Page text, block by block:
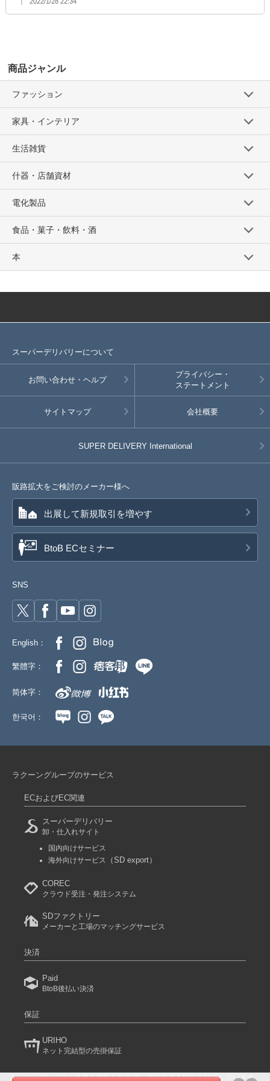
商品ジャンル
ファッション
家具・インテリア
生活雑貨
什器・店舗資材
電化製品
食品・菓子・飲料・酒
本
スーパーデリバリーについて
お問い合わせ・ヘルプ
プライバシー・
ステートメント
サイトマップ 会社概要
SUPER DELIVERY International
販路拡大をご検討のメーカー様へ
出展して新規取引を増やす
BtoB ECセミナー
SNS
English：
繁體字：
简体字：
한국어：
ラクーングループのサービス
ECおよびEC関連
スーパーデリバリー
卸・仕入れサイト
国内向けサービス
海外向けサービス
（SD export）
COREC
クラウド受注・発注システム
SDファクトリー
メーカーと工場のマッチングサービス
決済
Paid
BtoB後払い決済
保証
URIHO
ネット完結型の売掛保証
スーパーデリバリーは個人情報を暗号化して送信するSSLに対応しています。